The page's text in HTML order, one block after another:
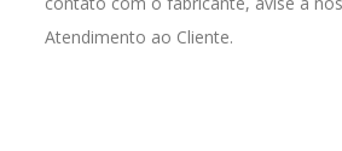
Atendimento ao Cliente.